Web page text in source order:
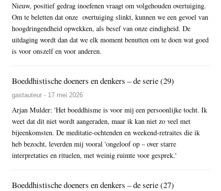
Nieuw, positief gedrag inoefenen vraagt om volgehouden overtuiging.
Om te beletten dat onze overtuiging slinkt, kunnen we een gevoel van
hoogdringendheid opwekken, als besef van onze eindigheid. De
uitdaging wordt dan dat we elk moment benutten om te doen wat goed
is voor onszelf en voor anderen.
Boeddhistische doeners en denkers – de serie (29)
gastauteur - 17 mei 2026
Arjan Mulder: 'Het boeddhisme is voor mij een persoonlijke tocht. Ik
weet dat dit niet wordt aangeraden, maar ik kan niet zo veel met
bijeenkomsten. De meditatie-ochtenden en weekend-retraites die ik
heb bezocht, leverden mij vooral 'ongeloof op – over starre
interpretaties en rituelen, met weinig ruimte voor gesprek.'
Boeddhistische doeners en denkers – de serie (27)